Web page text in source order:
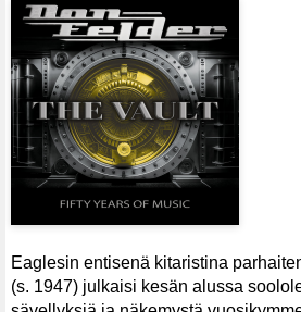
Eaglesin entisenä kitaristina
(s. 1947) julkaisi kesän alussa